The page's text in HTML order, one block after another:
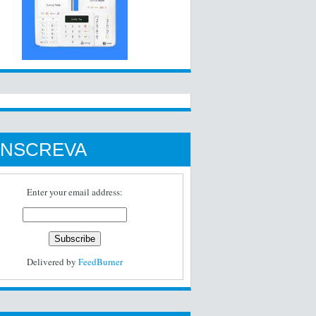
Enter your email address:
Delivered by FeedBurner